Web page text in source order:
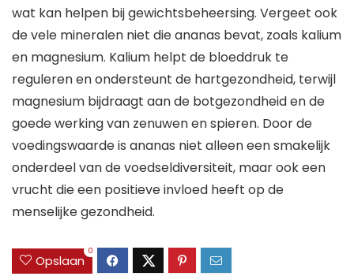
wat kan helpen bij gewichtsbeheersing. Vergeet ook
de vele mineralen niet die ananas bevat, zoals kalium
en magnesium. Kalium helpt de bloeddruk te
reguleren en ondersteunt de hartgezondheid, terwijl
magnesium bijdraagt aan de botgezondheid en de
goede werking van zenuwen en spieren. Door de
voedingswaarde is ananas niet alleen een smakelijk
onderdeel van de voedseldiversiteit, maar ook een
vrucht die een positieve invloed heeft op de
menselijke gezondheid.
Opslaan
0